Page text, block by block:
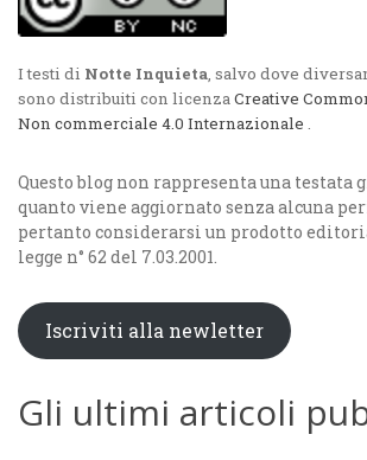
I testi di Notte Inquieta, salvo dove
sono distribuiti con licenzaCreative
Non commerciale 4.0 Internazionale .
Questo blog non rappresenta una
quanto viene aggiornato senza alcuna
pertanto considerarsi un prodotto
legge n° 62 del 7.03.2001.
Iscriviti alla newletter
Gli ultimi articoli